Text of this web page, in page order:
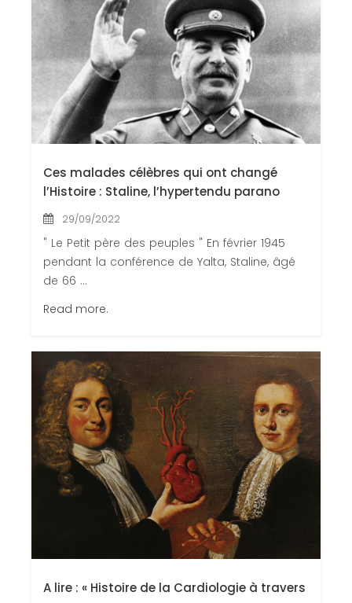
Congrès 2018
Congrès 2019
Congrès 2020
Ces malades célèbres qui ont changé
l’Histoire : Staline, l’hypertendu parano
29/09/2022
" Le Petit père des peuples " En février 1945
pendant la conférence de Yalta, Staline, âgé
de 66 ...
Read more.
A lire : « Histoire de la Cardiologie à travers